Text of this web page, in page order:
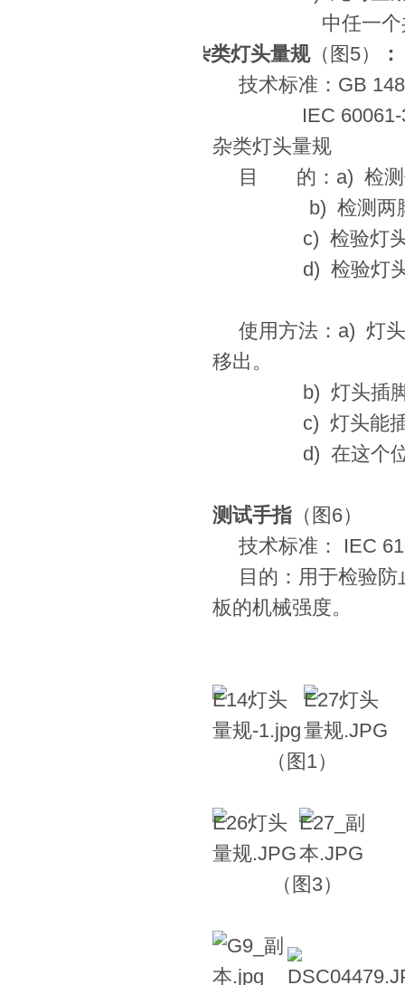
中任一
杂类灯头量规（图5）
：
技术标准： GB
IEC
杂类灯头量规
目
的： a) 检
b) 检测两
c)检验灯
d)检验灯
使用方法： a) 灯
移出。
b)灯头插
c)灯头能
d)在这个
测试手指 （图6）
技术标准：
IEC
目的：用于检验
板的机械强度。
（图1）
（图3）